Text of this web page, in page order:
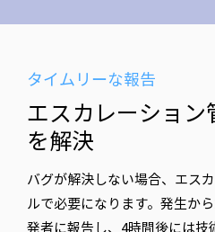
タイムリーな報告
エスカレーショ
を解決
バグが解決しない場合、エス
ルで必要になります。発生か
発者に報告し、4時間後には